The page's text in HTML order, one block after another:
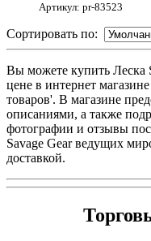
Артикул: pr-83523
Сортировать по:
Вы можете купить Леска
цене в интернет
товаров'. В магазине
описаниями, а также
фотографии и отзывы
Savage Gear ведущих
доставкой.